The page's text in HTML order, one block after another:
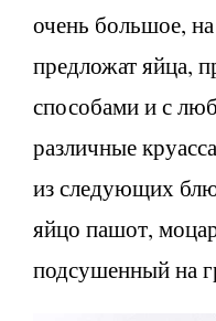
очень большое,
предложат яйца,
способами и с
различные
из следующих
яйцо пашот,
подсушенный на